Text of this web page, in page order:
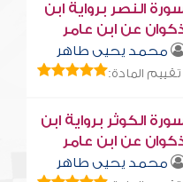
النصر برواية ابن
عن ابن عامر
محمد يحيى طاهر
تقييم المادة:
الكوثر برواية ابن
عن ابن عامر
محمد يحيى طاهر